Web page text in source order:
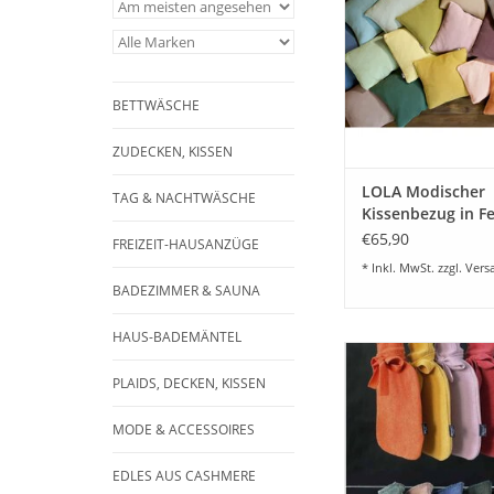
BETTWÄSCHE
ZUDECKEN, KISSEN
TAG & NACHTWÄSCHE
FREIZEIT-HAUSANZÜGE
BADEZIMMER & SAUNA
HAUS-BADEMÄNTEL
PLAIDS, DECKEN, KISSEN
MODE & ACCESSOIRES
EDLES AUS CASHMERE
Größe im
ZUM WARENKORB
LOLA Modischer
Kissenbezug in
Optik-in 2 Größen
€65,90
* Inkl. MwSt. zzgl.
Schicke
mit waschbarem
zur Decke/Plaid
20x35 cm Gewicht
Waschbar bis 60
lieferbar.